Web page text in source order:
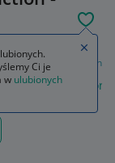
science fiction
science fiction
Ci je
w ulubionych